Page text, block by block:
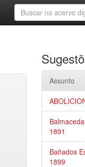
Assunto
1891
Bañados
1899